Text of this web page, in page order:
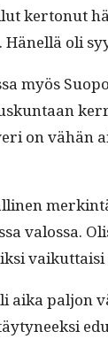
oli
myös
on vähän
val­os­sa.
paljon